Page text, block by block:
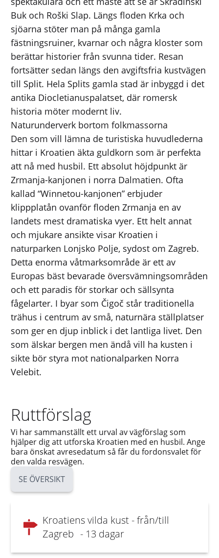
Buk och Roški Slap. Längs floden Krka och
sjöarna stöter man på många gamla
fästningsruiner, kvarnar och några kloster som
berättar historier från svunna tider. Resan
fortsätter sedan längs den avgiftsfria kustvägen
till Split. Hela Splits gamla stad är inbyggd i det
antika Diocletianuspalatset, där romersk
historia möter modernt liv.
Naturunderverk bortom folkmassorna
Den som vill lämna de turistiska huvudlederna
hittar i Kroatien äkta guldkorn som är perfekta
att nå med husbil. Ett absolut höjdpunkt är
Zrmanja-kanjonen i norra Dalmatien. Ofta
kallad “Winnetou-kanjonen” erbjuder
klippplatån ovanför floden Zrmanja en av
landets mest dramatiska vyer. Ett helt annat
och mjukare ansikte visar Kroatien i
naturparken Lonjsko Polje, sydost om Zagreb.
Detta enorma våtmarksområde är ett av
Europas bäst bevarade översvämningsområden
och ett paradis för storkar och sällsynta
fågelarter. I byar som Čigoč står traditionella
trähus i centrum av små, naturnära ställplatser
som ger en djup inblick i det lantliga livet. Den
som älskar bergen men ändå vill ha kusten i
sikte bör styra mot nationalparken Norra
Velebit.
Ruttförslag
Vi har sammanställt ett urval av vägförslag som
hjälper dig att utforska Kroatien med en husbil. Ange
bara önskat avresedatum så får du fordonsvalet för
den valda resvägen.
SE ÖVERSIKT
Kroatiens vilda kust - från/till
Zagreb - 13 dagar